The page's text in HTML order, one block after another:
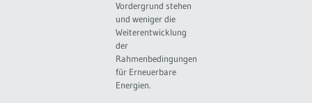
Vordergrund stehen
und weniger die
Weiterentwicklung
der
Rahmenbedingungen
für Erneuerbare
Energien.